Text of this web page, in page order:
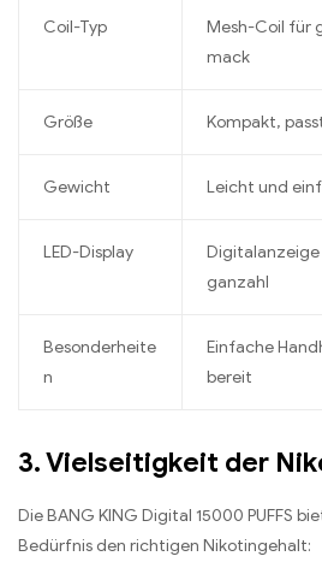
Coil-Typ
Mesh-Coil für
mack
Größe Kompakt,
Gewicht Leicht und
LED-Display
ganzahl
Besonderheite
n
Einfache
bereit
3. Vielseitigkeit der
Die BANG KING Digital 15000 PUFFS
Bedürfnis den richtigen Nikotingehalt: